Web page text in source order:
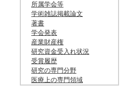
所属学会等
学術雑誌掲載論文
著書
学会発表
産業財産権
研究資金受入れ状況
受賞履歴
研究の専門分野
医療上の専門領域